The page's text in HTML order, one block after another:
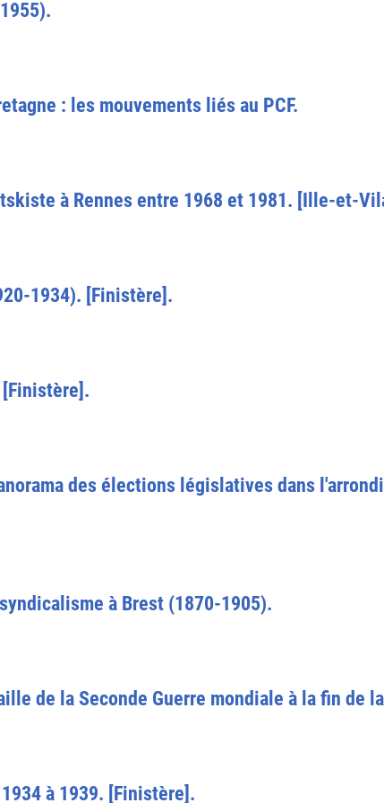
: les mouvements liés au PCF.
à Rennes entre 1968 et 1981. [Ille-et-
1934). [Finistère].
[Finistère].
des élections législatives dans
à Brest (1870-1905).
de la Seconde Guerre mondiale à la fin de
à 1939. [Finistère].